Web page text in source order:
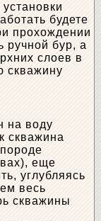
будете
прохождении
ручной бур, а
слоев в
скважину
на воду
скважина
еще
углубляясь
весь
скважины